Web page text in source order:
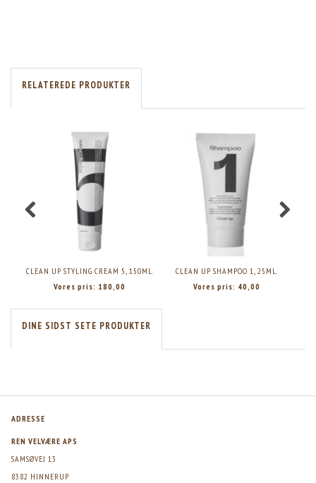
RELATEREDE PRODUKTER
CLEAN UP STYLING CREAM 5, 150ML.
Vores pris: 180,00
CLEAN UP SHAMPOO 1, 25ML.
Vores pris: 40,00
DINE SIDST SETE PRODUKTER
ADRESSE
REN VELVÆRE APS
SAMSØVEJ 13
8382 HINNERUP